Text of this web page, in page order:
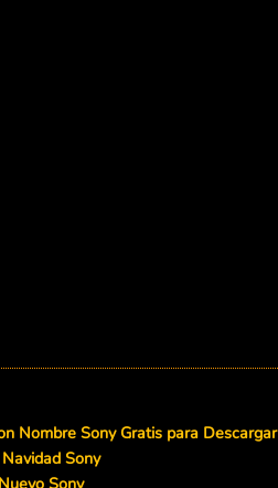
Nombre Sony Gratis para Descargar
Sony